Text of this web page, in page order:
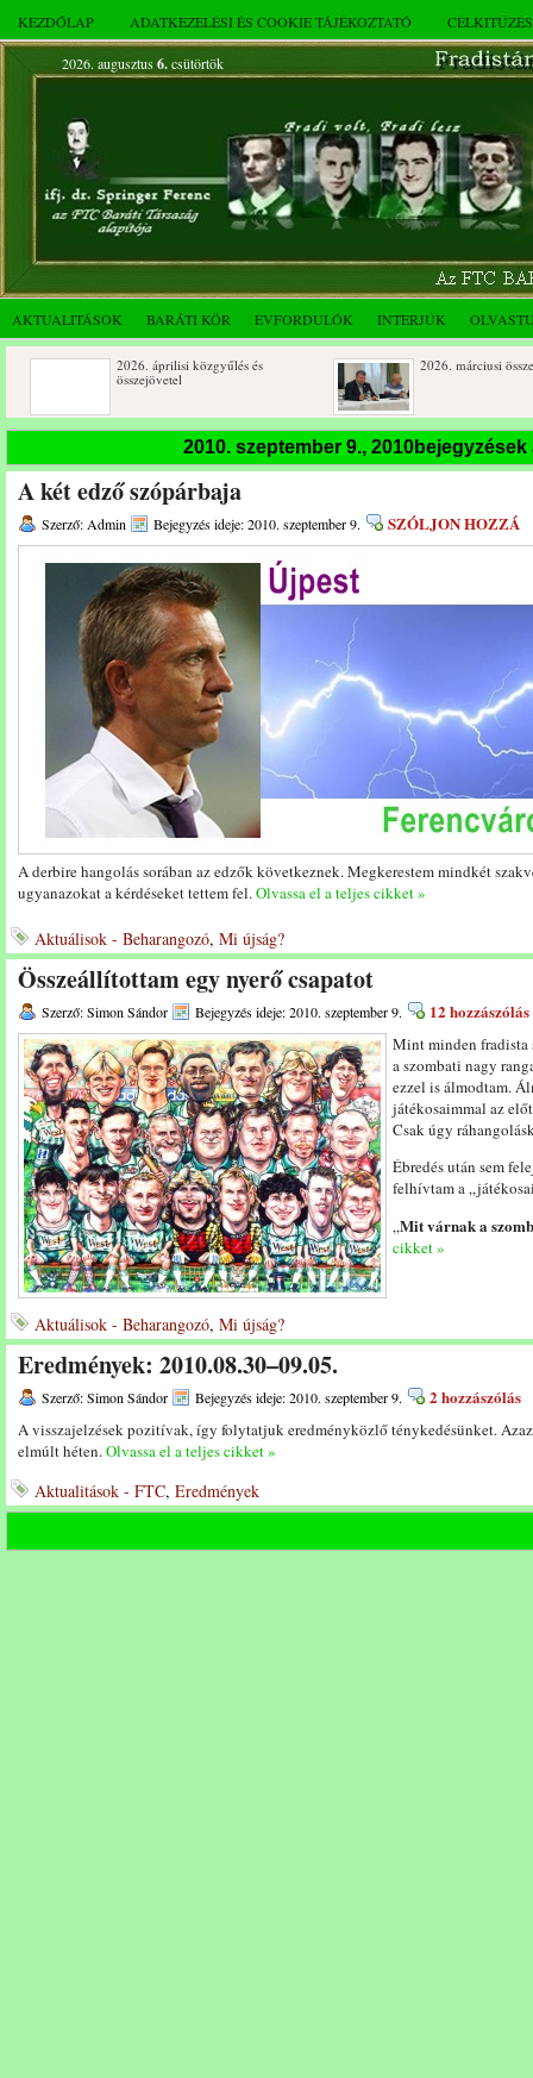
KEZDŐLAP ADATKEZELÉSI ÉS COOKIE TÁJÉKOZTATÓ
2026. augusztus 6.csütörtök
AKTUALITÁSOK BARÁTI KÖR ÉVFORDULÓK INTERJÚK
2026. áprilisi közgyűlés és
2026. márciusi összejövetel
Rendkívüli közgyűlés és a 2025.
Dálnoki József 90 éves
2010. szeptember 9.,
A két edző szópárbaja
Szerző: Admin Bejegyzés ideje: 2010. szeptember 9. SZÓLJON HOZZÁ
A derbire hangolás sorában az edzők következnek. Megkerestem mindkét
ugyanazokat a kérdéseket tettem fel.Olvassa el a teljes cikket »
Aktuálisok - Beharangozó, Mi újság?
Összeállítottam egy nyerő csapatot
Szerző: Simon Sándor Bejegyzés ideje: 2010. szeptember 9. 12 hozzászólás
Mint minden fradista
a szombati nagy
ezzel is álmodtam.
játékosaimmal az
Csak úgy
Ébredés után sem
felhívtam a
„Mit várnak a
cikket »
Aktuálisok - Beharangozó, Mi újság?
Eredmények: 2010.08.30–09.05.
Szerző: Simon Sándor Bejegyzés ideje: 2010. szeptember 9. 2 hozzászólás
A visszajelzések pozitívak, így folytatjuk eredményközlő ténykedésünket.
elmúlt héten.Olvassa el a teljes cikket »
Aktualitások - FTC, Eredmények